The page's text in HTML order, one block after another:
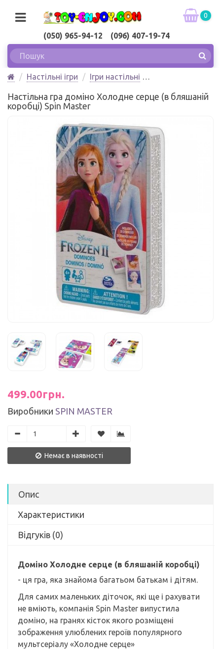
(050) 965-94-12 (096) 407-19-74
0
Настільні ігри
Ігри настільні
коробці) Spin Master
Настільна гра доміно Холодне серце (в бляшаній
коробці) Spin Master
499.00грн.
Виробники SPIN MASTER
Немає в наявності
Опис
Характеристики
Відгуків (0)
Доміно Холодне серце (в бляшаній коробці)
- ця гра, яка знайома багатьом батькам і дітям.
Для самих маленьких діточок, які ще і рахувати
не вміють, компанія Spin Master випустила
доміно, на гранях кісток якого розміщені
зображення улюблених героїв популярного
мультсеріалу «Холодне серце»